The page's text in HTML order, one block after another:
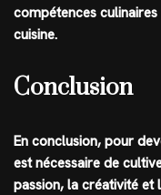
compétences
cuisine.
Conclusion
En conclusion, pour
est nécessaire de
passion, la créativité et